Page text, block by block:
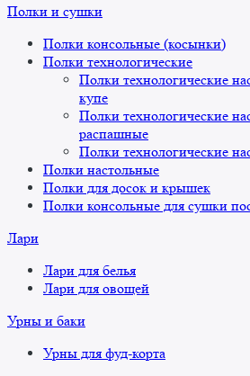
Полки и сушки
Полки консольные (косынки)
Полки технологические
Полки технологические
купе
Полки технологические
распашные
Полки технологические
Полки настольные
Полки для досок и крышек
Полки консольные для сушки
Лари
Лари для белья
Лари для овощей
Урны и баки
Урны для фуд-корта